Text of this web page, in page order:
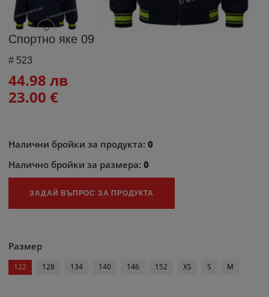
Спортно яке 09
# 523
44.98 лв
23.00 €
Налични бройки за продукта:0
Налично бройки за размера:0
ЗАДАЙ ВЪПРОС ЗА ПРОДУКТА
Размер
122 128 134 140 146 152 XS S M